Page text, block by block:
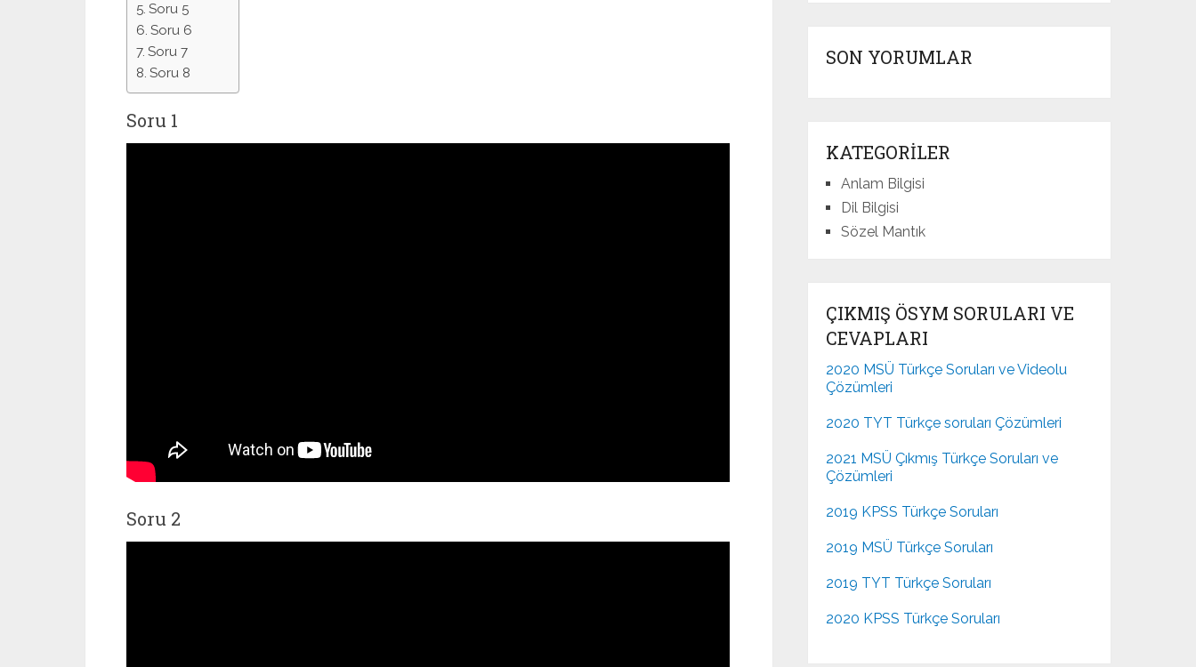
Soru 5
Soru 6
Soru 7
Soru 8
Soru 1
Soru 2
SON YORUMLAR
KATEGORILER
Anlam Bilgisi
Dil Bilgisi
Sözel Mantık
ÇIKMIŞ ÖSYM SORULARI VE
CEVAPLARI
2020 MSÜ Türkçe Soruları ve Videolu
Çözümleri
2020 TYT Türkçe soruları Çözümleri
2021 MSÜ Çıkmış Türkçe Soruları ve
Çözümleri
2019 KPSS Türkçe Soruları
2019 MSÜ Türkçe Soruları
2019 TYT Türkçe Soruları
2020 KPSS Türkçe Soruları